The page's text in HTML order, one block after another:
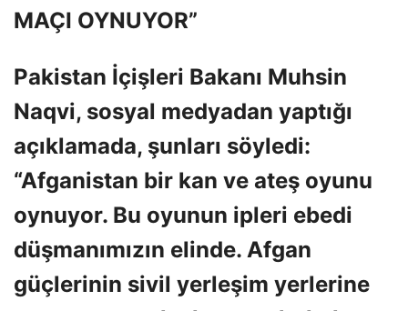
MAÇI OYNUYOR”
Pakistan İçişleri Bakanı Muhsin
Naqvi, sosyal medyadan yaptığı
açıklamada, şunları söyledi:
“Afganistan bir kan ve ateş oyunu
oynuyor. Bu oyunun ipleri ebedi
düşmanımızın elinde. Afgan
güçlerinin sivil yerleşim yerlerine